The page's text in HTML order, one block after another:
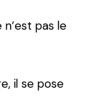
pas le
il se pose